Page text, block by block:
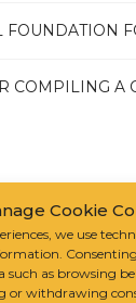
Cookie
we use
such as browsing
or withdrawing
FOUNDATION
COMPILING A